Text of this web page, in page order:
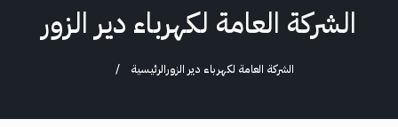
الشركة العامة لكهرباء دير الزور
الرئيسيةالشركة العامة لكهرباء دير الزور